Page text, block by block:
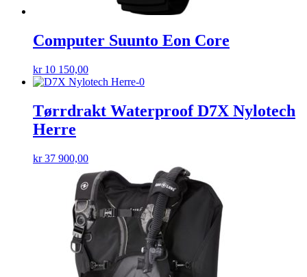
Computer Suunto Eon Core
kr10 150,00
Tørrdrakt Waterproof D7X Nylotech
Herre
kr37 900,00